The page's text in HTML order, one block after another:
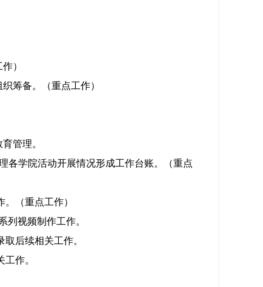
）
筹备。（重点工作）
管理。
各学院活动开展情况形成工作台账。（重点
（重点工作）
列视频制作工作。
后续相关工作。
作。